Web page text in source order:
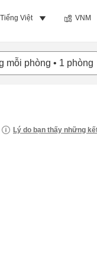
Tiếng Việt VNM
mỗi phòng • 1 phòng
Lý do bạn thấy những